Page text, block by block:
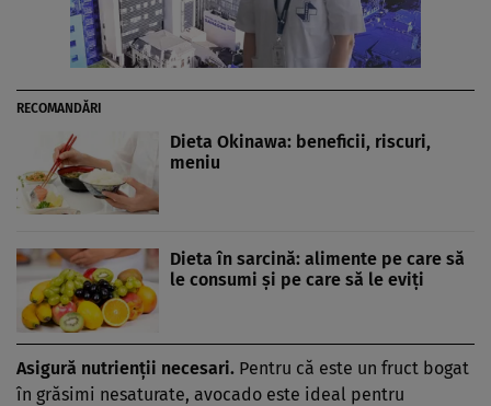
RECOMANDĂRI
Dieta Okinawa: beneficii, riscuri,
meniu
Dieta în sarcină: alimente pe care să
le consumi şi pe care să le eviţi
Asigură nutrienţii necesari. Pentru că este un fruct bogat
în grăsimi nesaturate, avocado este ideal pentru